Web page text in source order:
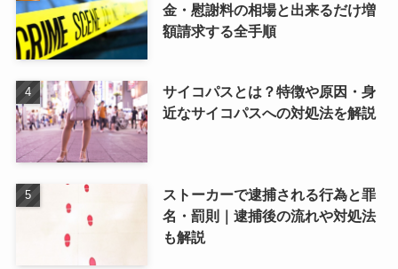
金・慰謝料の相場と出来るだけ増
額請求する全手順
サイコパスとは？特徴や原因・身
近なサイコパスへの対処法を解説
ストーカーで逮捕される行為と罪
名・罰則｜逮捕後の流れや対処法
も解説